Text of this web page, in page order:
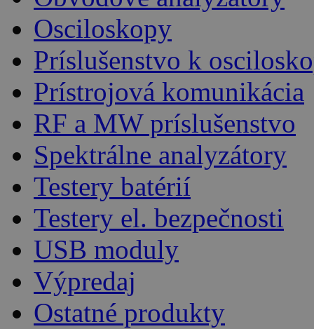
Osciloskopy
Príslušenstvo k
Prístrojová komunikácia
RF a MW príslušenstvo
Spektrálne analyzátory
Testery batérií
Testery el. bezpečnosti
USB moduly
Výpredaj
Ostatné produkty